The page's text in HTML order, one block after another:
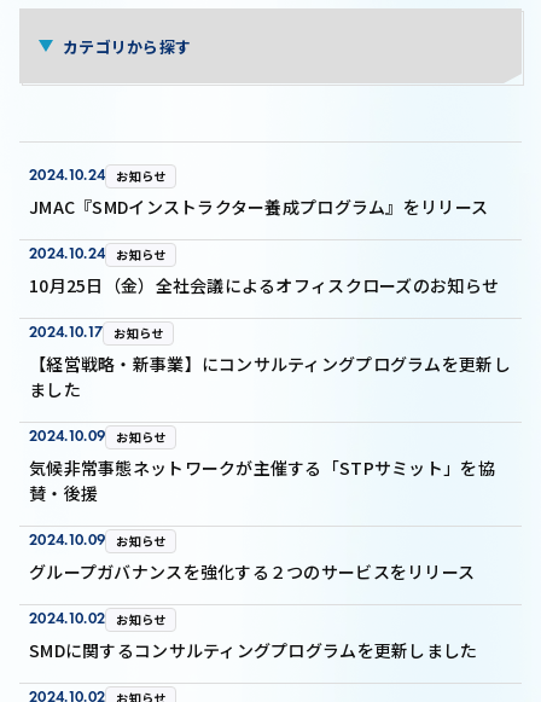
2024.10.24 お知らせ
JMAC『SMDインストラクター養成プログラム』をリリース
2024.10.24 お知らせ
10月25日（金）全社会議によるオフィスクローズのお知らせ
2024.10.17 お知らせ
【経営戦略・新事業】にコンサルティングプログラムを更新し
ました
2024.10.09 お知らせ
気候非常事態ネットワークが主催する「STPサミット」を協
賛・後援
2024.10.09 お知らせ
グループガバナンスを強化する２つのサービスをリリース
2024.10.02 お知らせ
SMDに関するコンサルティングプログラムを更新しました
2024.10.02 お知らせ